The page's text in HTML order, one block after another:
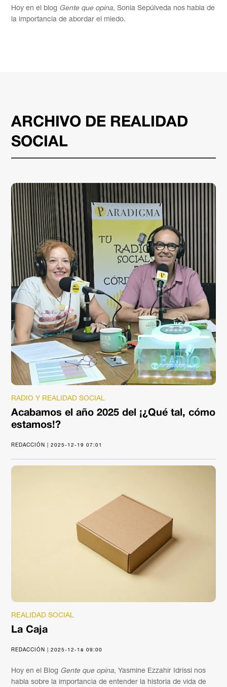
Hoy en el blog Gente que opina, Sonia Sepúlveda nos habla de
la importancia de abordar el miedo.
ARCHIVO DE REALIDAD
SOCIAL
RADIO Y REALIDAD SOCIAL
Acabamos el año 2025 del ¡¿Qué tal, cómo
estamos!?
REDACCIÓN | 2025-12-19 07:01
REALIDAD SOCIAL
La Caja
REDACCIÓN | 2025-12-18 09:00
Hoy en el Blog Gente que opina, Yasmine Ezzahir Idrissi nos
habla sobre la importancia de entender la historia de vida de